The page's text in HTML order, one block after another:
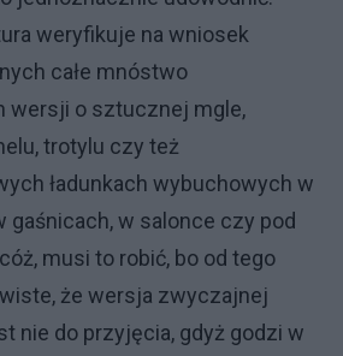
weryfikuje na wniosek
całe mnóstwo
wersji o sztucznej mgle,
trotylu czy też
ładunkach wybuchowych w
gaśnicach, w salonce czy pod
musi to robić, bo od tego
że wersja zwyczajnej
nie do przyjęcia, gdyż godzi w